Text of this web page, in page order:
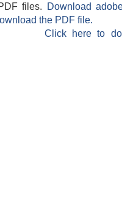
files.
Download
the PDF file.
Click here to